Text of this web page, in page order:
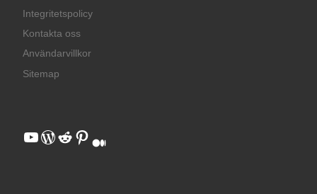
Integritetspolicy
Kontakta oss
Användarvillkor
Sitemap
YouTube
WordPress
Reddit
Pinterest
Medium